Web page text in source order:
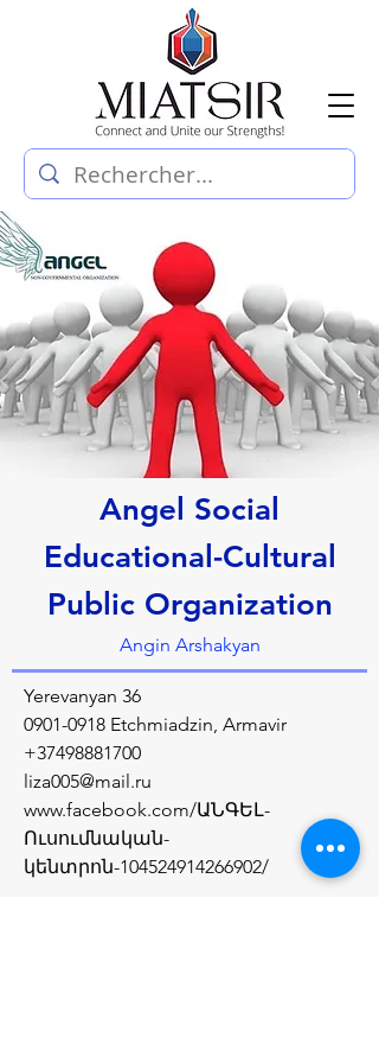
Angel Social
Educational-Cultural
Public Organization
Angin Arshakyan
Yerevanyan 36
0901-0918 Etchmiadzin, Armavir
+37498881700
liza005@mail.ru
www.facebook.com/ԱՆԳԵԼ-
Ուսումնական-
կենտրոն-104524914266902/